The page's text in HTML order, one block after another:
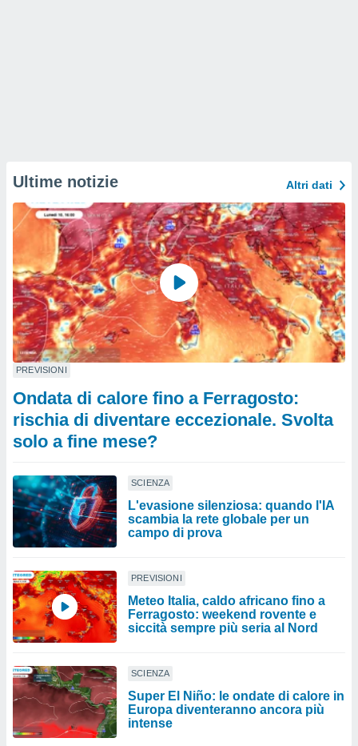
Ultime notizie Altri dati
PREVISIONI
Ondata di calore fino a Ferragosto:
rischia di diventare eccezionale. Svolta
solo a fine mese?
SCIENZA
L'evasione silenziosa: quando l'IA
scambia la rete globale per un
campo di prova
PREVISIONI
Meteo Italia, caldo africano fino a
Ferragosto: weekend rovente e
siccità sempre più seria al Nord
SCIENZA
Super El Niño: le ondate di calore in
Europa diventeranno ancora più
intense